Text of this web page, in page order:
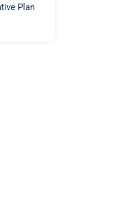
Plan